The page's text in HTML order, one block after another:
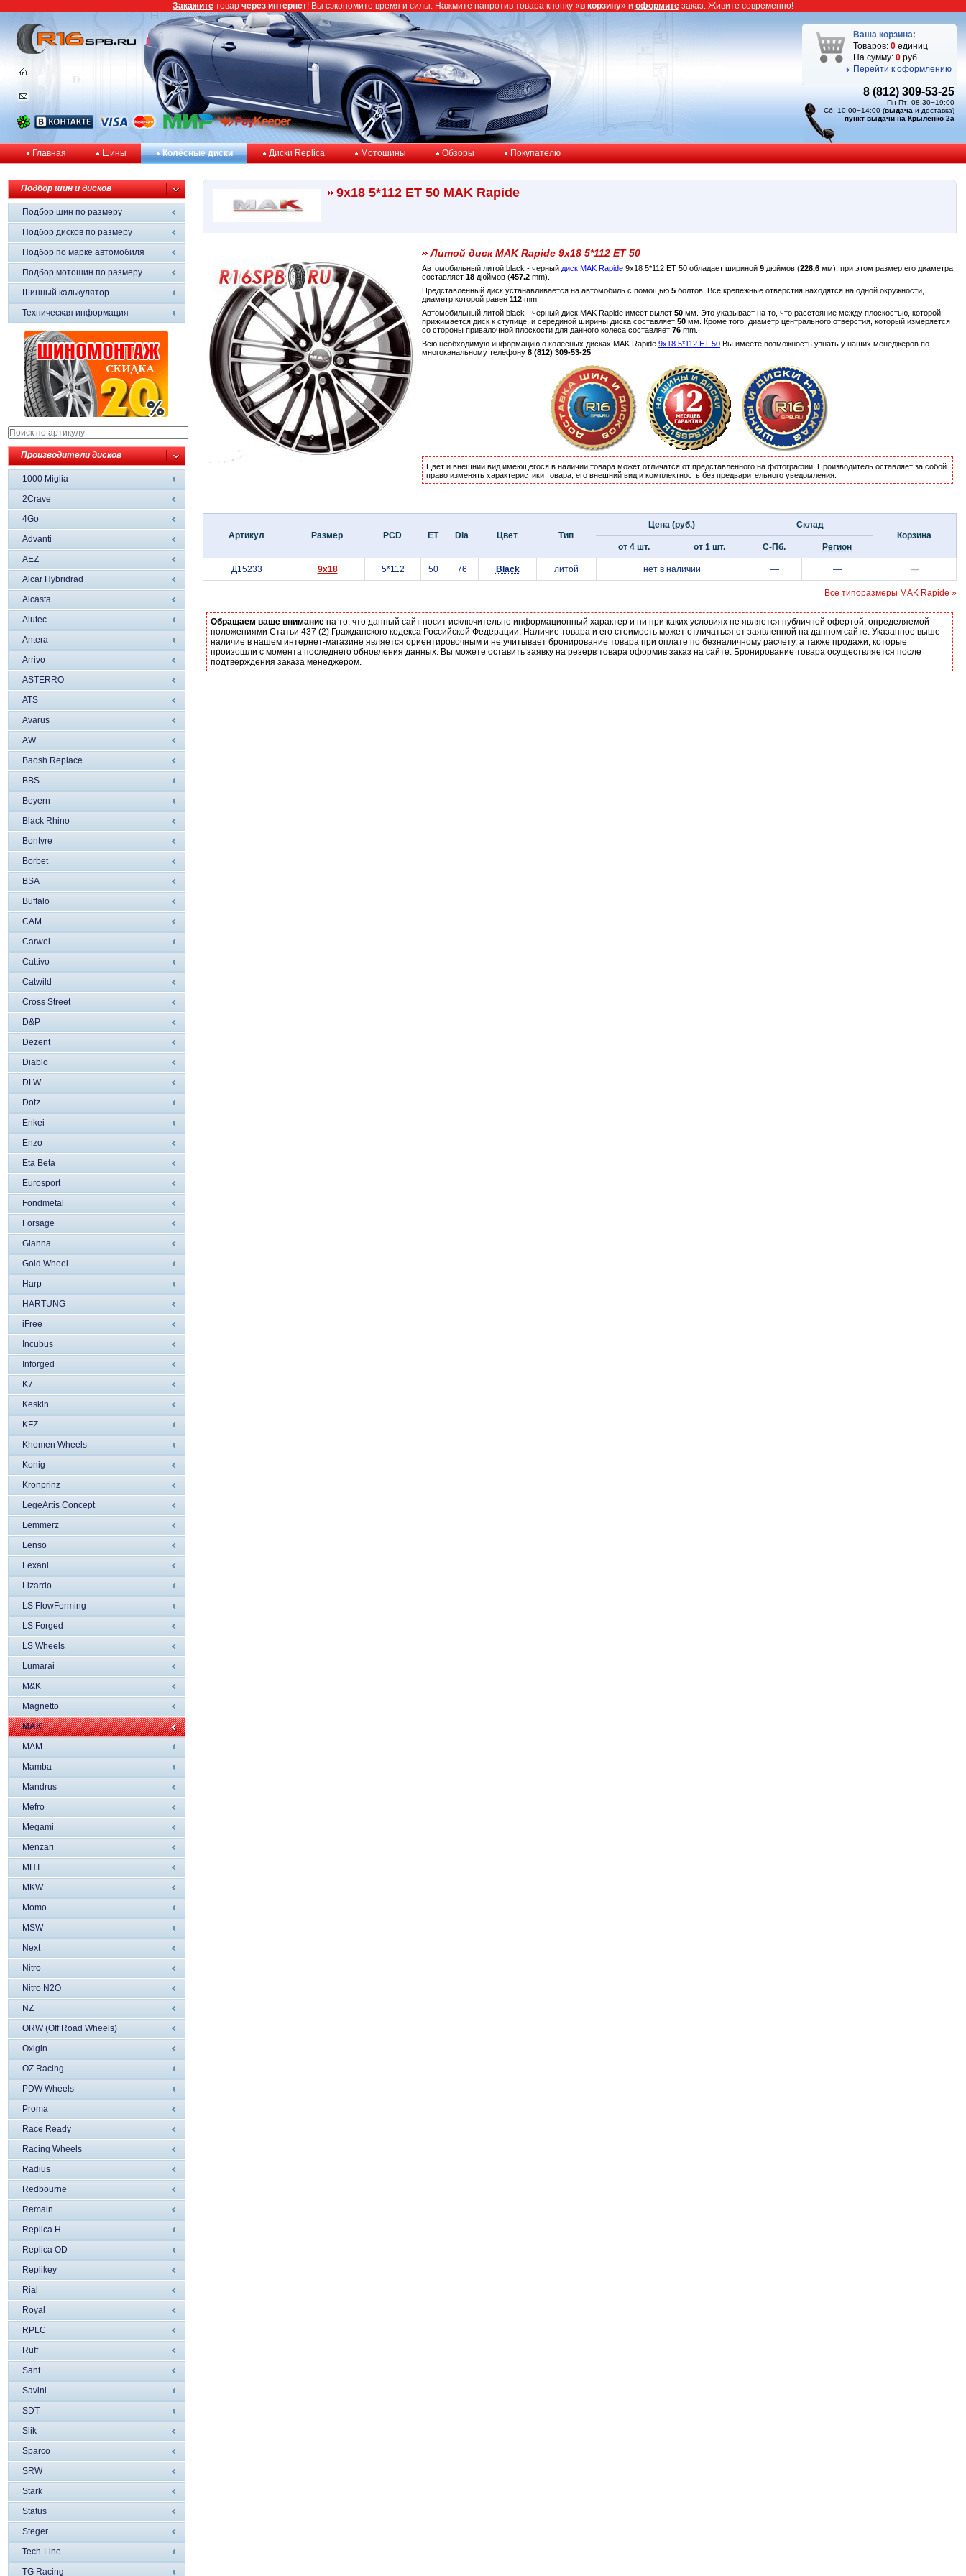
Ваша корзина:
Товаров: 0 единиц
На сумму: 0 руб.
Перейти к оформлению
8 (812) 309-53-25
Пн-Пт: 08:30−19:00
Сб: 10:00−14:00 (выдача и доставка)
пункт выдачи на Крыленко 2а
Главная Шины Колёсные диски Диски Replica Мотошины Обзоры Покупателю
Подбор шин и дисков
Подбор шин по размеру
Подбор дисков по размеру
Подбор по марке автомобиля
Подбор мотошин по размеру
Шинный калькулятор
Техническая информация
Производители дисков
1000 Miglia
2Crave
4Go
Advanti
AEZ
Alcar Hybridrad
Alcasta
Alutec
Antera
Arrivo
ASTERRO
ATS
Avarus
AW
Baosh Replace
BBS
Beyern
Black Rhino
Bontyre
Borbet
BSA
Buffalo
CAM
Carwel
Cattivo
Catwild
Cross Street
D&P
Dezent
Diablo
DLW
Dotz
Enkei
Enzo
Eta Beta
Eurosport
Fondmetal
Forsage
Gianna
Gold Wheel
Harp
HARTUNG
iFree
Incubus
Inforged
K7
Keskin
KFZ
Khomen Wheels
Konig
Kronprinz
LegeArtis Concept
Lemmerz
Lenso
Lexani
Lizardo
LS FlowForming
LS Forged
LS Wheels
Lumarai
M&K
Magnetto
MAK
MAM
Mamba
Mandrus
Mefro
Megami
Menzari
MHT
MKW
Momo
MSW
Next
Nitro
Nitro N2O
NZ
ORW (Off Road Wheels)
Oxigin
OZ Racing
PDW Wheels
Proma
Race Ready
Racing Wheels
Radius
Redbourne
Remain
Replica H
Replica OD
Replikey
Rial
Royal
RPLC
Ruff
Sant
Savini
SDT
Slik
Sparco
SRW
Stark
Status
Steger
Tech-Line
TG Racing
9x18 5*112 ET 50 MAK Rapide
Литой диск MAK Rapide 9x18 5*112 ET 50
Автомобильный литой black - черный диск MAK Rapide 9x18 5*112 ET 50 обладает шириной 9 дюймов (228.6 мм), при этом размер его диаметра
составляет 18 дюймов (457.2 mm).
Представленный диск устанавливается на автомобиль с помощью 5 болтов. Все крепёжные отверстия находятся на одной окружности,
диаметр которой равен 112 mm.
Автомобильный литой black - черный диск MAK Rapide имеет вылет 50 мм. Это указывает на то, что расстояние между плоскостью, которой
прижимается диск к ступице, и серединой ширины диска составляет 50 мм. Кроме того, диаметр центрального отверстия, который измеряется
со стороны привалочной плоскости для данного колеса составляет 76 mm.
Всю необходимую информацию о колёсных дисках MAK Rapide 9x18 5*112 ET 50 Вы имеете возможность узнать у наших менеджеров по
многоканальному телефону 8 (812) 309-53-25
Цвет и внешний вид имеющегося в наличии товара может отличатся от представленного на фотографии. Производитель оставляет за собой
право изменять характеристики товара, его внешний вид и комплектность без предварительного уведомления.
Артикул Размер PCD ET Dia Цвет Тип
Цена (руб.)
Склад
Корзина
от 4 шт.
от 1 шт. С-Пб. Регион
Д15233 9x18 5*112 50 76 Black литой нет в наличии — — —
Все типоразмеры MAK Rapide »
Обращаем ваше внимание на то, что данный сайт носит исключительно информационный характер и ни при каких условиях не является публичной офертой, определяемой
положениями Статьи 437 (2) Гражданского кодекса Российской Федерации. Наличие товара и его стоимость может отличаться от заявленной на данном сайте. Указанное выше
наличие в нашем интернет-магазине является ориентировочным и не учитывает бронирование товара при оплате по безналичному расчету, а также продажи, которые
произошли с момента последнего обновления данных. Вы можете оставить заявку на резерв товара оформив заказ на сайте. Бронирование товара осуществляется после
подтверждения заказа менеджером.
Закажите товар через интернет! Вы сэкономите время и силы. Нажмите напротив товара кнопку «в корзину» и оформите заказ. Живите современно!